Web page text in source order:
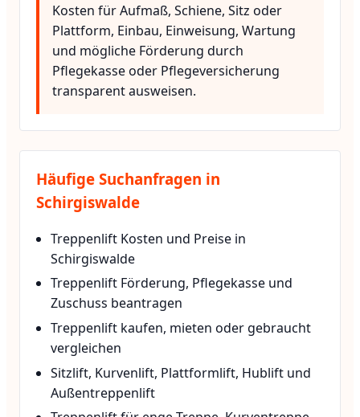
Kosten für Aufmaß, Schiene, Sitz oder
Plattform, Einbau, Einweisung, Wartung
und mögliche Förderung durch
Pflegekasse oder Pflegeversicherung
transparent ausweisen.
Häufige Suchanfragen in
Schirgiswalde
Treppenlift Kosten und Preise in
Schirgiswalde
Treppenlift Förderung, Pflegekasse und
Zuschuss beantragen
Treppenlift kaufen, mieten oder gebraucht
vergleichen
Sitzlift, Kurvenlift, Plattformlift, Hublift und
Außentreppenlift